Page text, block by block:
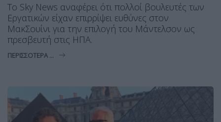
Το Sky News αναφέρει ότι πολλοί βουλευτές των
Εργατικών είχαν επιρρίψει ευθύνες στον
ΜακΣουίνι για την επιλογή του Μάντελσον ως
πρεσβευτή στις ΗΠΑ.
ΠΕΡΙΣΣΌΤΕΡΑ ...